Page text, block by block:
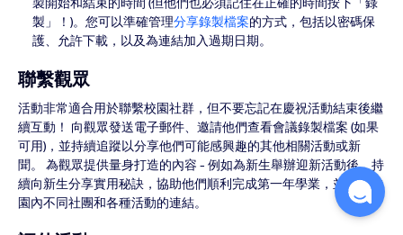
製」！)。您可以準確管理分享錄製檔案的方式，包括以密碼保
護、允許下載，以及為連結加入過期日期。
聯繫觀眾
活動非常適合用於聯繫校園社群，但不要忘記在慶祝活動結束後繼
續互動！ 向觀眾發送電子郵件、邀請他們查看會議錄製檔案 (如果
可用)，並持續追蹤以分享他們可能感興趣的其他相關活動或新
聞。 為觀眾提供量身打造的內容 - 例如為新生舉辦迎新活動後，持
續向新生分享實用秘訣，協助他們順利完成第一年學業，並提供校
園內不同社團和各種活動的連結。